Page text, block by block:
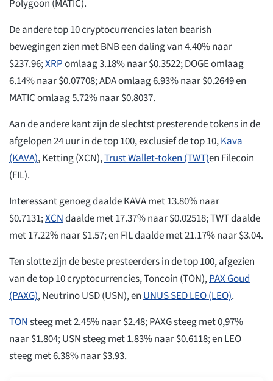
Polygoon (MATIC).
De andere top 10 cryptocurrencies laten bearish
bewegingen zien met BNB een daling van 4.40% naar
$237.96;XRPomlaag 3.18% naar $0.3522; DOGE omlaag
6.14% naar $0.07708; ADA omlaag 6.93% naar $0.2649 en
MATIC omlaag 5.72% naar $0.8037.
Aan de andere kant zijn de slechtst presterende tokens in de
afgelopen 24 uur in de top 100, exclusief de top 10,Kava
(KAVA), Ketting (XCN),Trust Wallet-token (TWT)en Filecoin
(FIL).
Interessant genoeg daalde KAVA met 13.80% naar
$0.7131;XCNdaalde met 17.37% naar $0.02518; TWT daalde
met 17.22% naar $1.57; en FIL daalde met 21.17% naar $3.04.
Ten slotte zijn de beste presteerders in de top 100, afgezien
van de top 10 cryptocurrencies, Toncoin (TON),PAX Goud
(PAXG), Neutrino USD (USN), en UNUS SED LEO (LEO).
TONsteeg met 2.45% naar $2.48; PAXG steeg met 0,97%
naar $1.804; USN steeg met 1.83% naar $0.6118; en LEO
steeg met 6.38% naar $3.93.